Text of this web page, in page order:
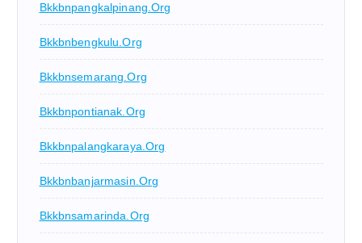
Bkkbnpangkalpinang.org
Bkkbnbengkulu.org
Bkkbnsemarang.org
Bkkbnpontianak.org
Bkkbnpalangkaraya.org
Bkkbnbanjarmasin.org
Bkkbnsamarinda.org